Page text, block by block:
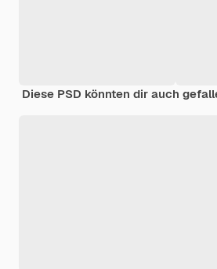
Diese PSD könnten dir auch